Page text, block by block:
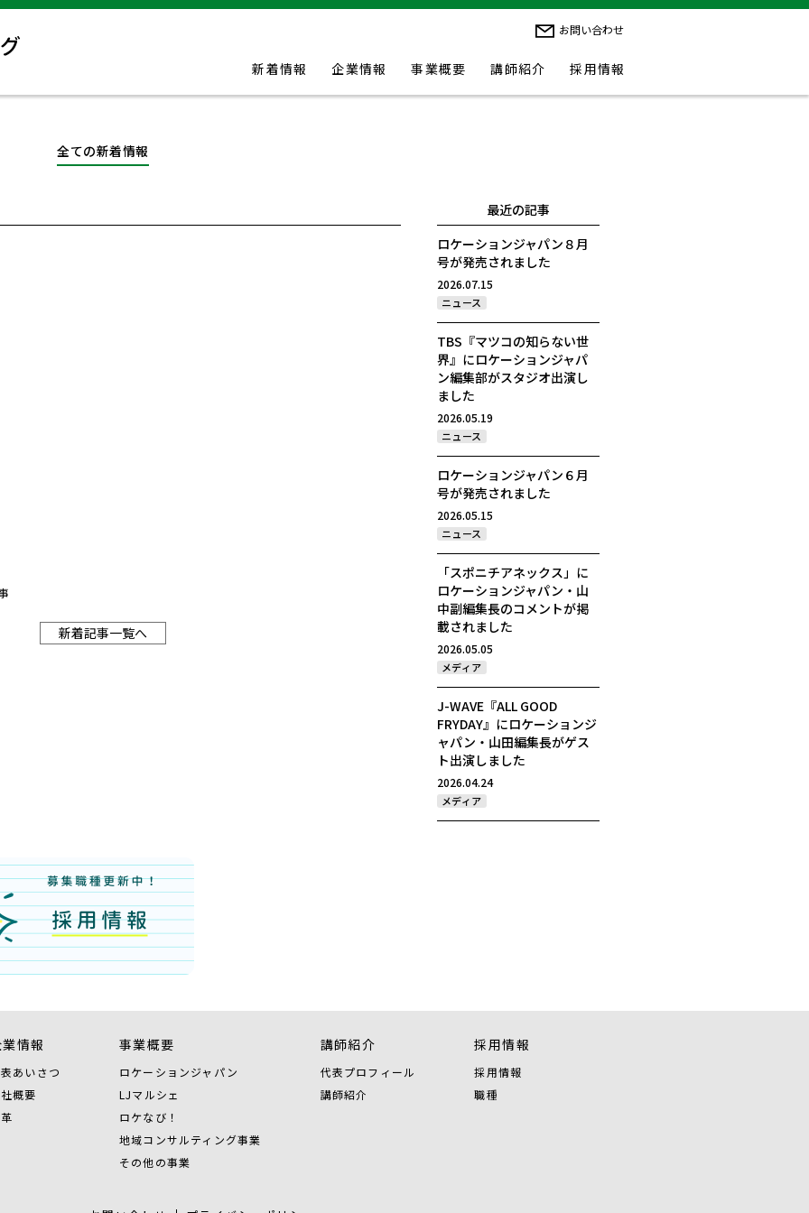
新着情報 企業情報 事業概要 講師紹介 採用情報
お問い合わせ
全ての新着情報
新着記事一覧へ
最近の記事
ロケーションジャパン８月
号が発売されました
2026.07.15
ニュース
TBS『マツコの知らない世
界』にロケーションジャパ
ン編集部がスタジオ出演し
ました
2026.05.19
ニュース
ロケーションジャパン６月
号が発売されました
2026.05.15
ニュース
「スポニチアネックス」に
ロケーションジャパン・山
中副編集長のコメントが掲
載されました
2026.05.05
メディア
J-WAVE『ALL GOOD
FRYDAY』にロケーションジ
ャパン・山田編集長がゲス
ト出演しました
2026.04.24
メディア
情報
あいさつ
概要
事業概要
ロケーションジャパン
LJマルシェ
ロケなび！
地域コンサルティング事業
その他の事業
講師紹介
代表プロフィール
講師紹介
採用情報
採用情報
職種